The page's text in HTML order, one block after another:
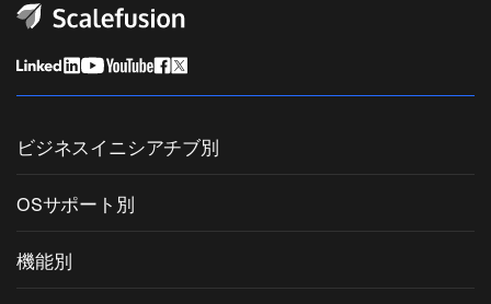
ビジネスイニシアチブ別
OSサポート別
機能別